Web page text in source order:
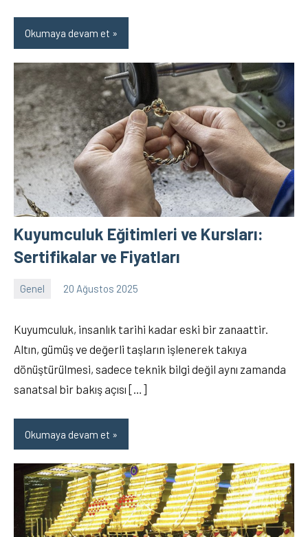
Okumaya devam et
Kuyumculuk Eğitimleri ve Kursları:
Sertifikalar ve Fiyatları
Genel 20 Ağustos 2025
Kuyumculuk, insanlık tarihi kadar eski bir zanaattir.
Altın, gümüş ve değerli taşların işlenerek takıya
dönüştürülmesi, sadece teknik bilgi değil aynı zamanda
sanatsal bir bakış açısı […]
Okumaya devam et